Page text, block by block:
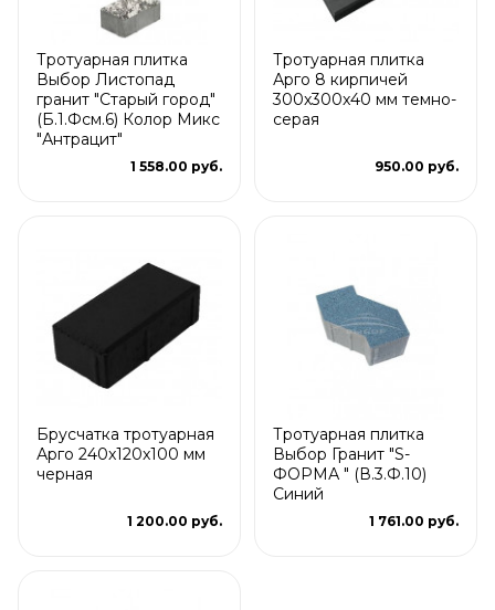
Тротуарная плитка
Выбор Листопад
гранит "Старый город"
(Б.1.Фсм.6) Колор Микс
"Антрацит"
1 558.00 руб.
Тротуарная плитка
Арго 8 кирпичей
300x300x40 мм темно-
серая
950.00 руб.
Брусчатка тротуарная
Арго 240x120x100 мм
черная
1 200.00 руб.
Тротуарная плитка
Выбор Гранит "S-
ФОРМА " (В.3.Ф.10)
Синий
1 761.00 руб.